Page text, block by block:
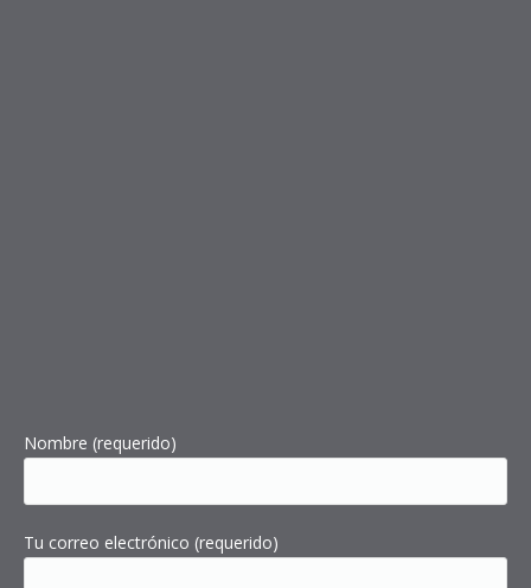
Nombre (requerido)
Tu correo electrónico (requerido)